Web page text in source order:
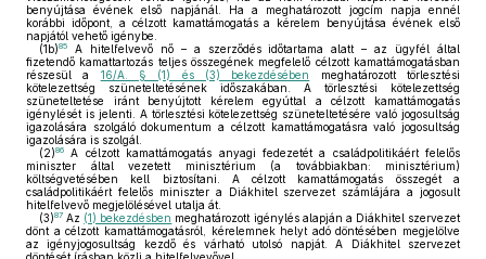
benyújtása évének első napjánál. Ha a meghatározott jogcím napja ennél
korábbi időpont, a célzott kamattámogatás a kérelem benyújtása évének első
napjától vehető igénybe.
(1b)85
A hitelfelvevő nő – a szerződés időtartama alatt – az ügyfél által
fizetendő kamattartozás teljes összegének megfelelő célzott kamattámogatásban
részesül a 16/A. § (1) és (3) bekezdésében
meghatározott törlesztési
kötelezettség szüneteltetésének időszakában. A törlesztési kötelezettség
szüneteltetése iránt benyújtott kérelem egyúttal a célzott kamattámogatás
igénylését is jelenti. A törlesztési kötelezettség szüneteltetésére való jogosultság
igazolására szolgáló dokumentum a célzott kamattámogatásra való jogosultság
igazolására is szolgál.
(2)86
A célzott kamattámogatás anyagi fedezetét a családpolitikáért felelős
miniszter által vezetett minisztérium (a továbbiakban: minisztérium)
költségvetésében kell biztosítani. A célzott kamattámogatás összegét a
családpolitikáért felelős miniszter a Diákhitel szervezet számlájára a jogosult
hitelfelvevő megjelölésével utalja át.
(3)87 Az (1) bekezdésben meghatározott igénylés alapján a Diákhitel szervezet
dönt a célzott kamattámogatásról, kérelemnek helyt adó döntésében megjelölve
az igényjogosultság kezdő és várható utolsó napját. A Diákhitel szervezet